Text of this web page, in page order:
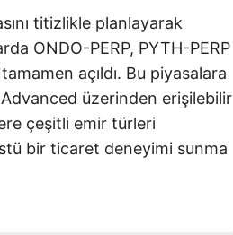
titizlikle planlayarak
ONDO-PERP, PYTH-PERP
açıldı. Bu piyasalara
üzerinden erişilebilir
çeşitli emir türleri
bir ticaret deneyimi sunma